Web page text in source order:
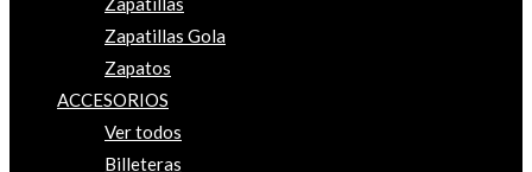
Zapatillas Gola
Zapatos
ACCESORIOS
Ver todos
Billeteras